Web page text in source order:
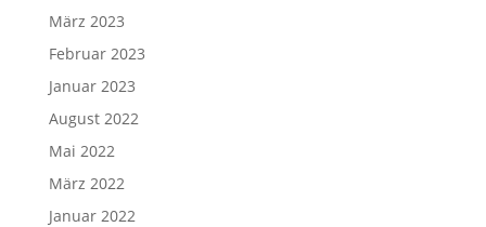
März 2023
Februar 2023
Januar 2023
August 2022
Mai 2022
März 2022
Januar 2022